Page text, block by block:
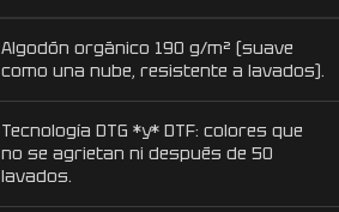
Algodón orgánico 190 g/m² (suave
como una nube, resistente a lavados).
Tecnología DTG *y* DTF: colores que
no se agrietan ni después de 50
lavados.